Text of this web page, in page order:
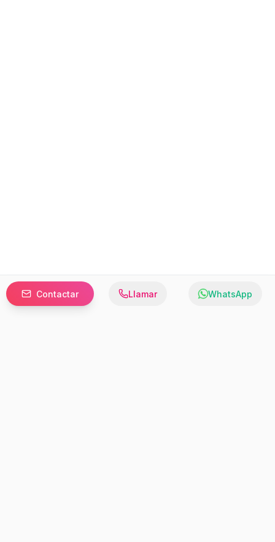
Contactar Llamar WhatsApp